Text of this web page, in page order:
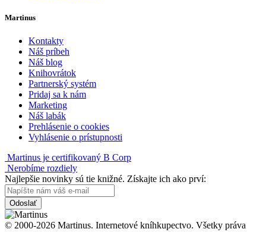
Martinus
Kontakty
Náš príbeh
Náš blog
Knihovrátok
Partnerský systém
Pridaj sa k nám
Marketing
Náš labák
Prehlásenie o cookies
Vyhlásenie o prístupnosti
Martinus je certifikovaný B Corp
Nerobíme rozdiely
Najlepšie novinky sú tie knižné. Získajte ich ako prví:
Odoslať
© 2000-2026 Martinus. Internetové kníhkupectvo. Všetky práva